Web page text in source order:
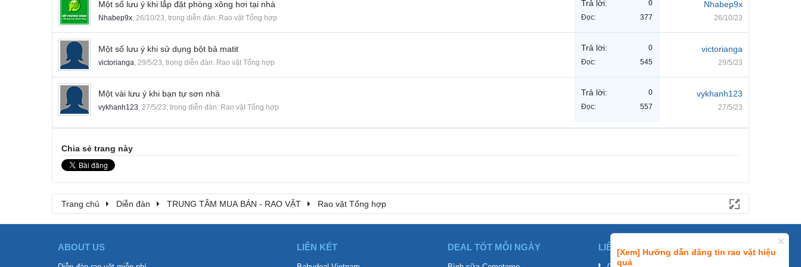
[Xem] Hưỡng dẫn đăng tin rao vặt hiệu
quả
Một số lưu ý khi lắp đặt phòng xông hơi tại nhà
Nhabep9x, 26/10/23, trong diễn đàn: Rao vặt Tổng hợp
Trả lời:
0
Đọc:
377
Nhabep9x
26/10/23
Một số lưu ý khi sử dụng bột bả matit
victorianga, 29/5/23, trong diễn đàn: Rao vặt Tổng hợp
Trả lời:
0
Đọc:
545
victorianga
29/5/23
Một vài lưu ý khi bạn tự sơn nhà
vykhanh123, 27/5/23, trong diễn đàn: Rao vặt Tổng hợp
Trả lời:
0
Đọc:
557
vykhanh123
27/5/23
Chia sẻ trang này
Trang chủ Diễn đàn TRUNG TÂM MUA BÁN - RAO VẶT Rao vặt Tổng hợp
ABOUT US LIÊN KẾT DEAL TỐT MỖI NGÀY LIÊN HỆ